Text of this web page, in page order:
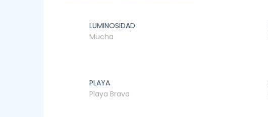
LUMINOSIDAD
Mucha
PLAYA
Playa Brava